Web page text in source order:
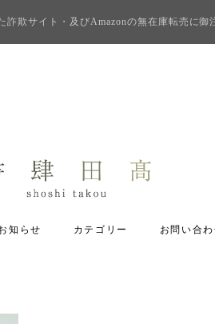
詐欺サイト・及びAmazonの無在庫転売に御
知らせ カテゴリー お問い合